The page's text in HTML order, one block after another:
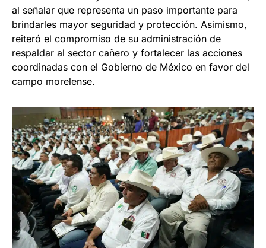
al señalar que representa un paso importante para
brindarles mayor seguridad y protección. Asimismo,
reiteró el compromiso de su administración de
respaldar al sector cañero y fortalecer las acciones
coordinadas con el Gobierno de México en favor del
campo morelense.